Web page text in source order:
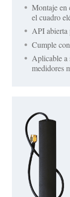
Montaje en
el cuadro
API abierta
Cumple
Aplicable a
medidores